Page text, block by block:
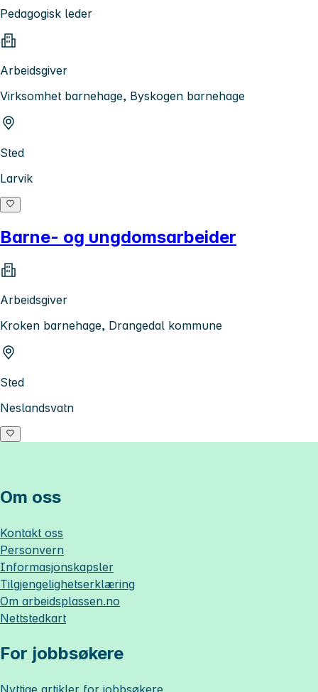
Pedagogisk leder
Arbeidsgiver
Virksomhet barnehage, Byskogen barnehage
Sted
Larvik
Barne- og ungdomsarbeider
Arbeidsgiver
Kroken barnehage, Drangedal kommune
Sted
Neslandsvatn
Om oss
Kontakt oss
Personvern
Informasjonskapsler
Tilgjengelighetserklæring
Om arbeidsplassen.no
Nettstedkart
For jobbsøkere
Nyttige artikler for jobbsøkere